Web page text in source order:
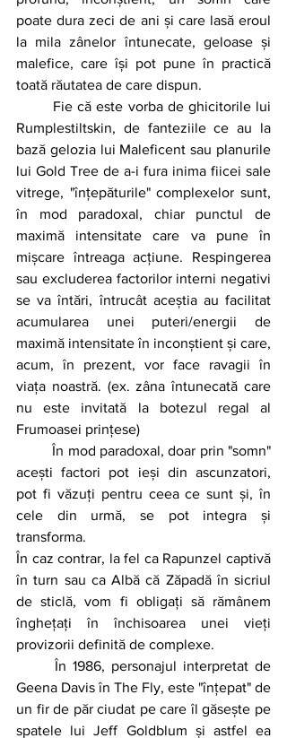
poate dura zeci de ani și care lasă eroul
la mila zânelor întunecate, geloase și
malefice, care își pot pune în practică
toată răutatea de care dispun.
Rumplestiltskin, de fanteziile ce au la
bază gelozia lui Maleficent sau planurile
lui Gold Tree de a-i fura inima fiicei sale
vitrege, "înțepăturile" complexelor sunt,
în mod paradoxal, chiar punctul de
maximă intensitate care va pune în
mișcare întreaga acțiune. Respingerea
sau excluderea factorilor interni negativi
se va întări, întrucât aceștia au facilitat
acumularea unei puteri/energii de
maximă intensitate în inconștient și care,
acum, în prezent, vor face ravagii în
viața noastră. (ex. zâna întunecată care
nu este invitată la botezul regal al
Frumoasei prințese)
	În mod paradoxal, doar prin "somn"
acești factori pot ieși din ascunzatori,
pot fi văzuți pentru ceea ce sunt și, în
cele din urmă, se pot integra și
transforma.
În caz contrar, la fel ca Rapunzel captivă
în turn sau ca Albă că Zăpadă în sicriul
de sticlă, vom fi obligați să rămânem
înghețați în închisoarea unei vieți
provizorii definită de complexe.
Geena Davis în The Fly, este "înțepat" de
un fir de păr ciudat pe care îl găsește pe
spatele lui Jeff Goldblum și astfel ea